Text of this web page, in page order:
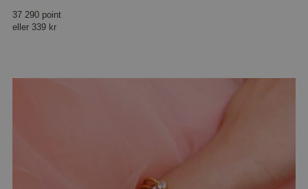
37 290 point
eller 339 kr